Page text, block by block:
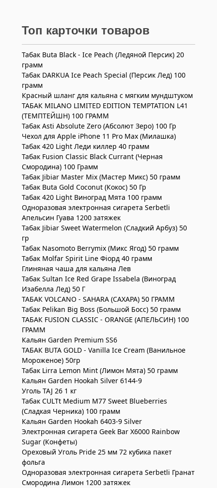
Топ карточки товаров
Табак Buta Black - Ice Peach (Ледяной Персик) 20
грамм
Табак DARKUA Ice Peach Special (Персик Лед) 100
грамм
Красный шланг для кальяна с мягким мундштуком
ТАБАК MILANO LIMITED EDITION TEMPTATION L41
(ТЕМПТЕЙШН) 100 ГРАММ
Табак Asti Absolute Zero (Абсолют Зеро) 100 Гр
Чехол для Apple iPhone 11 Pro Max (Милашка)
Табак 420 Light Леди киллер 40 грамм
Табак Fusion Classic Black Currant (Черная
Смородина) 100 Грамм
Табак Jibiar Master Mix (Мастер Микс) 50 грамм
Табак Buta Gold Coconut (Кокос) 50 Гр
Табак 420 Light Виноград Мята 100 грамм
Одноразовая электронная сигарета Serbetli
Апельсин Гуава 1200 затяжек
Табак Jibiar Sweet Watermelon (Сладкий Арбуз) 50
гр
Табак Nasomoto Berrymix (Микс Ягод) 50 грамм
Табак Molfar Spirit Line Фіорд 40 грамм
Глиняная чаша для кальяна Лев
Табак Sultan Ice Red Grape Issabela (Виноград
Изабелла Лед) 50 Г
ТАБАК VOLCANO - SAHARA (САХАРА) 50 ГРАММ
Табак Pelikan Big Boss (Большой Босс) 50 грамм
ТАБАК FUSION CLASSIC - ORANGE (АПЕЛЬСИН) 100
ГРАММ
Кальян Garden Premium SS6
ТАБАК BUTA GOLD - Vanilla Ice Cream (Ванильное
Мороженое) 50гр
Табак Lirra Lemon Mint (Лимон Мята) 50 грамм
Кальян Garden Hookah Silver 6144-9
Уголь TAJ 26 1 кг
Табак CULTt Medium M77 Sweet Blueberries
(Сладкая Черника) 100 грамм
Кальян Garden Hookah 6403-9 Silver
Электронная сигарета Geek Bar X6000 Rainbow
Sugar (Конфеты)
Ореховый Уголь Pride 25 мм 72 кубика пакет
фольга
Одноразовая электронная сигарета Serbetli Гранат
Смородина Лимон 1200 затяжек